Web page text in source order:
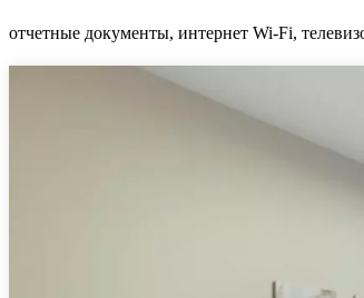
отчетные документы, интернет Wi-Fi,